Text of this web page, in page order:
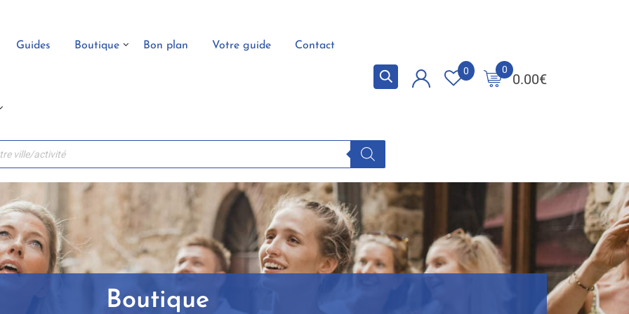
Guides Boutique Bon plan Votre guide Contact
0.00€
0
0
Boutique